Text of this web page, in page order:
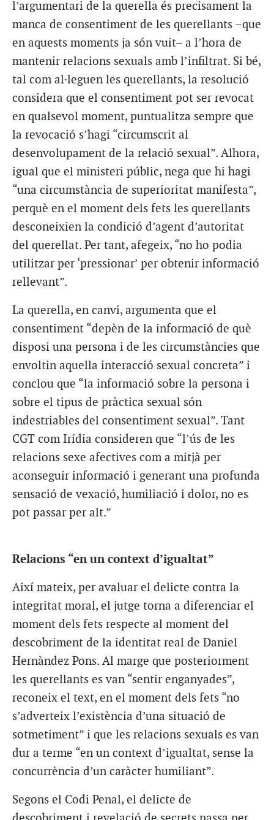
l’argumentari de la querella és precisament la
manca de consentiment de les querellants –que
en aquests moments ja són vuit– a l’hora de
mantenir relacions sexuals amb l’infiltrat. Si bé,
tal com al·leguen les querellants, la resolució
considera que el consentiment pot ser revocat
en qualsevol moment, puntualitza sempre que
la revocació s’hagi “circumscrit al
desenvolupament de la relació sexual”. Alhora,
igual que el ministeri públic, nega que hi hagi
“una circumstància de superioritat manifesta”,
perquè en el moment dels fets les querellants
desconeixien la condició d’agent d’autoritat
del querellat. Per tant, afegeix, “no ho podia
utilitzar per ‘pressionar’ per obtenir informació
rellevant”.
La querella, en canvi, argumenta que el
consentiment “depèn de la informació de què
disposi una persona i de les circumstàncies que
envoltin aquella interacció sexual concreta” i
conclou que “la informació sobre la persona i
sobre el tipus de pràctica sexual són
indestriables del consentiment sexual”. Tant
CGT com Irídia consideren que “l’ús de les
relacions sexe afectives com a mitjà per
aconseguir informació i generant una profunda
sensació de vexació, humiliació i dolor, no es
pot passar per alt.”
Relacions “en un context d’igualtat”
Així mateix, per avaluar el delicte contra la
integritat moral, el jutge torna a diferenciar el
moment dels fets respecte al moment del
descobriment de la identitat real de Daniel
Hernàndez Pons. Al marge que posteriorment
les querellants es van “sentir enganyades”,
reconeix el text, en el moment dels fets “no
s’adverteix l’existència d’una situació de
sotmetiment” i que les relacions sexuals es van
dur a terme “en un context d’igualtat, sense la
concurrència d’un caràcter humiliant”.
Segons el Codi Penal, el delicte de